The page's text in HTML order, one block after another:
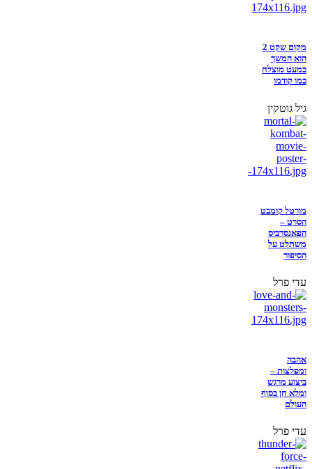
מקום שקט 2
הוא המשך
כמעט מוצלח
כמו קודמו
גיל גוטקין
מורטל קומבט
הסרט –
הפאנסרביס
משתלט על
הסיפור
עדי פרל
אהבה
ומפלצות –
ביצוע מרגש
ומלא חן בסוף
העולם
עדי פרל